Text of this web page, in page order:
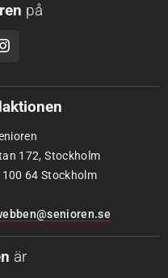
på
172, Stockholm
64 Stockholm
är